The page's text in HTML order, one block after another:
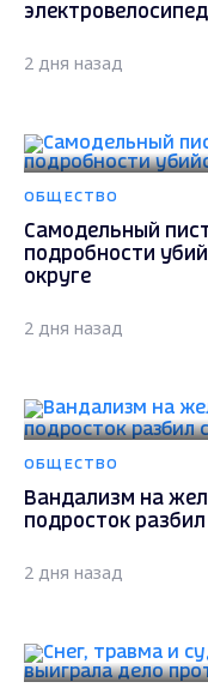
2 дня назад
ОБЩЕСТВО
Самодельный
подробности
округе
2 дня назад
ОБЩЕСТВО
Вандализм на
подросток
2 дня назад